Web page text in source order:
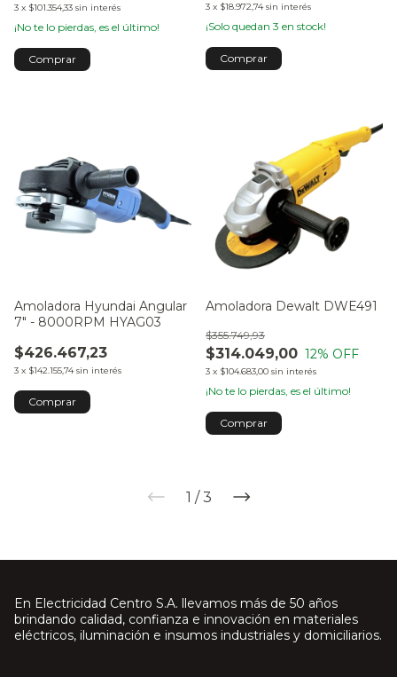
3 x $101.354,33 sin interés
¡No te lo pierdas, es el último!
3 x $18.972,74 sin interés
¡Solo quedan 3 en stock!
Amoladora Hyundai Angular
7" - 8000RPM HYAG03
$426.467,23
3 x $142.155,74 sin interés
Amoladora Dewalt DWE491
$314.049,00
$355.749,93
12% OFF
3 x $104.683,00 sin interés
¡No te lo pierdas, es el último!
1 / 3
En Electricidad Centro S.A. llevamos más de 50 años
brindando calidad, confianza e innovación en materiales
eléctricos, iluminación e insumos industriales y domiciliarios.